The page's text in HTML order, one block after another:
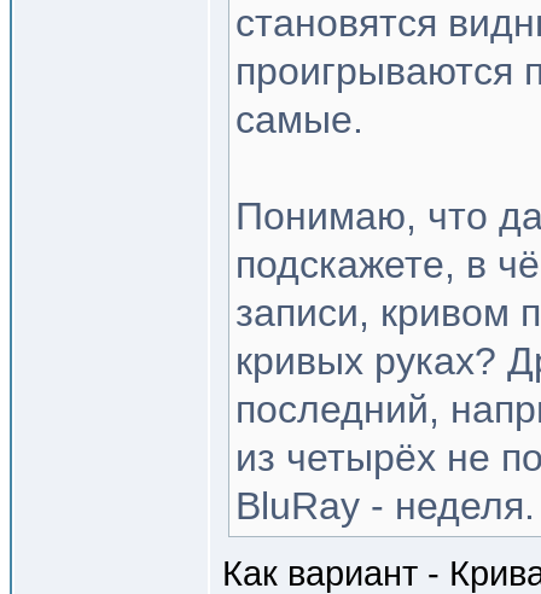
становятся
проигрываются
самые.
Понимаю, что
подскажете, в
записи, кривом
кривых руках?
последний,
из четырёх не
BluRay - неделя.
Как вариант -